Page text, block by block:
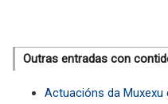
Outras entradas con
Actuacións da Muxexu